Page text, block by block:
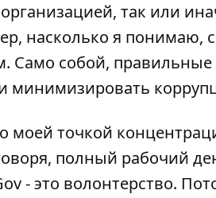
так или
насколько я понимаю,
Само собой, правильные
минимизировать
моей точкой
полный рабочий
- это волонтерство.